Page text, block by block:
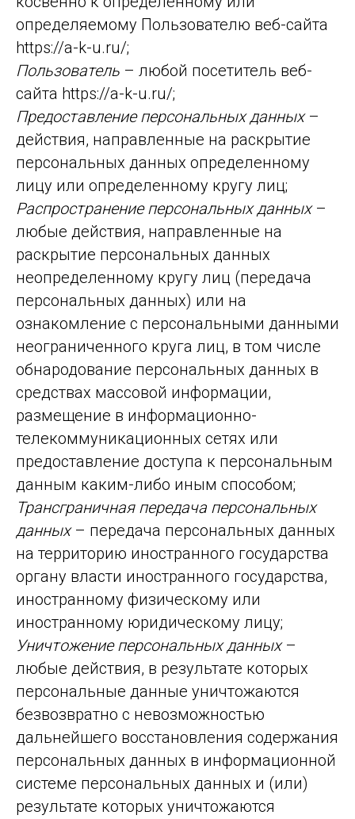
определяемому Пользователю веб-сайта
https://a-k-u.ru/;
Пользователь – любой посетитель веб-
сайта https://a-k-u.ru/;
Предоставление персональных данных–
действия, направленные на раскрытие
персональных данных определенному
лицу или определенному кругу лиц;
Распространение персональных данных–
любые действия, направленные на
раскрытие персональных данных
неопределенному кругу лиц (передача
персональных данных) или на
ознакомление с персональными данными
неограниченного круга лиц, в том числе
обнародование персональных данных в
средствах массовой информации,
размещение в информационно-
телекоммуникационных сетях или
предоставление доступа к персональным
данным каким-либо иным способом;
Трансграничная передача персональных
данных– передача персональных данных
на территорию иностранного государства
органу власти иностранного государства,
иностранному физическому или
иностранному юридическому лицу;
Уничтожение персональных данных–
любые действия, в результате которых
персональные данные уничтожаются
безвозвратно с невозможностью
дальнейшего восстановления содержания
персональных данных в информационной
системе персональных данных и (или)
результате которых уничтожаются